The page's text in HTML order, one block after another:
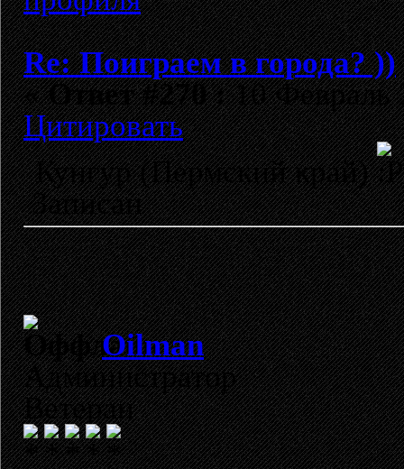
Re: Поиграем в города? ))
«Ответ #270 :10 Февраль
Цитировать
Кунгур (Пермский край)
Записан
Oilman
Администратор
Ветеран